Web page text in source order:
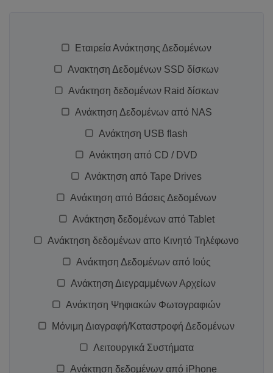
Εταιρεία Ανάκτησης Δεδομένων
Ανακτηση Δεδομένων SSD δίσκων
Ανάκτηση δεδομένων Raid δίσκων
Ανάκτηση Δεδομένων από NAS
Ανάκτηση USB flash
Ανάκτηση από CD / DVD
Ανάκτηση από Tape Drives
Ανάκτηση από Βάσεις Δεδομένων
Ανάκτηση δεδομένων από Tablet
Ανάκτηση δεδομένων απο Κινητό Τηλέφωνο
Ανάκτηση Δεδομένων από Ιούς
Ανάκτηση Διεγραμμένων Αρχείων
Ανάκτηση Ψηφιακών Φωτογραφιών
Μόνιμη Διαγραφή/Καταστροφή Δεδομένων
Λειτουργικά Συστήματα
Ανάκτηση δεδομένων από iPhone